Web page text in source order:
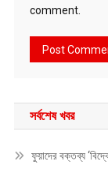
comment.
সর্বশেষ খবর
ফুয়াদের বক্তব্য